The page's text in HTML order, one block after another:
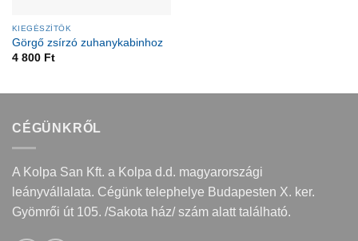
KIEGÉSZÍTŐK
Görgő zsírzó zuhanykabinhoz
4 800 Ft
CÉGÜNKRŐL
A Kolpa San Kft. a Kolpa d.d. magyarországi
leányvállalata. Cégünk telephelye Budapesten X. ker.
Gyömrői út 105. /Sakota ház/ szám alatt található.